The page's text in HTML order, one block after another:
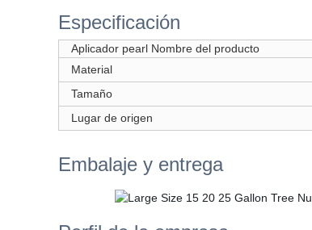
Especificación
Aplicador pearl Nombre del producto
Material
Tamaño
Lugar de origen
Embalaje y entrega